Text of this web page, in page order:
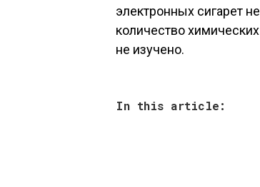
электронных сигарет
количество
не изучено.
In this article: